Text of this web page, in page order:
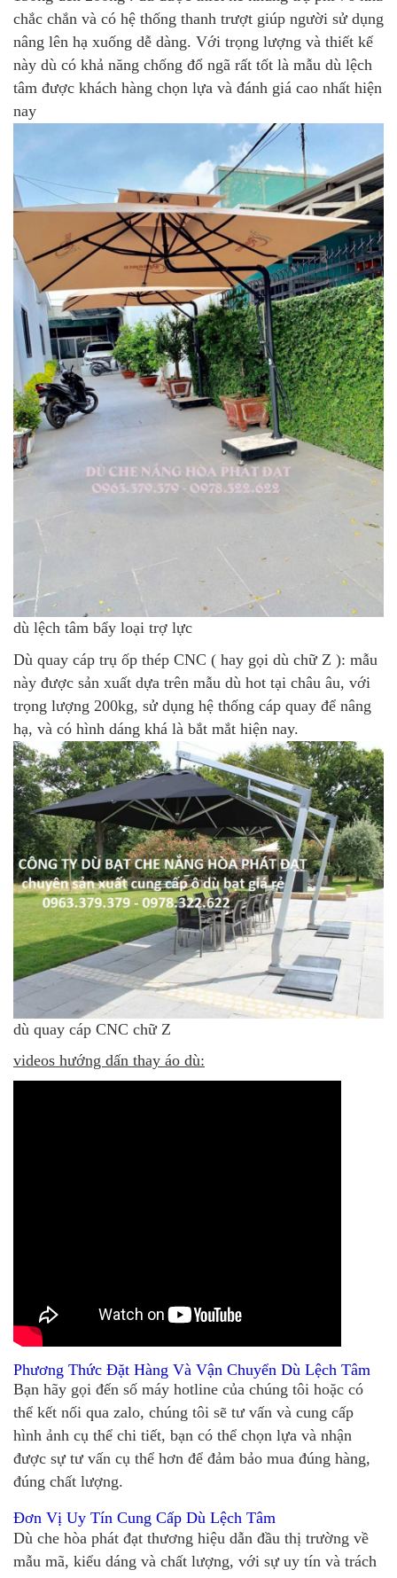
chắc chắn và có hệ thống thanh trượt giúp người sử dụng
nâng lên hạ xuống dễ dàng. Với trọng lượng và thiết kế
này dù có khả năng chống đổ ngã rất tốt là mẫu dù lệch
tâm được khách hàng chọn lựa và đánh giá cao nhất hiện
nay
dù lệch tâm bẩy loại trợ lực
Dù quay cáp trụ ốp thép CNC ( hay gọi dù chữ Z ): mẫu
này được sản xuất dựa trên mẫu dù hot tại châu âu, với
trọng lượng 200kg, sử dụng hệ thống cáp quay để nâng
hạ, và có hình dáng khá là bắt mắt hiện nay.
dù quay cáp CNC chữ Z
videos hướng dấn thay áo dù:
Phương Thức Đặt Hàng Và Vận Chuyển Dù Lệch Tâm
Bạn hãy gọi đến số máy hotline của chúng tôi hoặc có
thể kết nối qua zalo, chúng tôi sẽ tư vấn và cung cấp
hình ảnh cụ thể chi tiết, bạn có thể chọn lựa và nhận
được sự tư vấn cụ thể hơn để đảm bảo mua đúng hàng,
đúng chất lượng.
Đơn Vị Uy Tín Cung Cấp Dù Lệch Tâm
Dù che hòa phát đạt thương hiệu dẫn đầu thị trường về
mẫu mã, kiểu dáng và chất lượng, với sự uy tín và trách